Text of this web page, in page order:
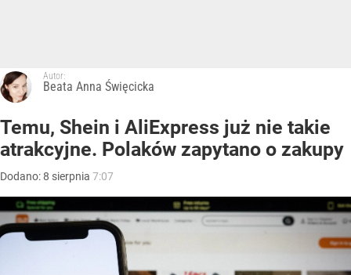
Autor:
Beata Anna Święcicka
Temu, Shein i AliExpress już nie takie
atrakcyjne. Polaków zapytano o zakupy
Dodano:8 sierpnia 7:07